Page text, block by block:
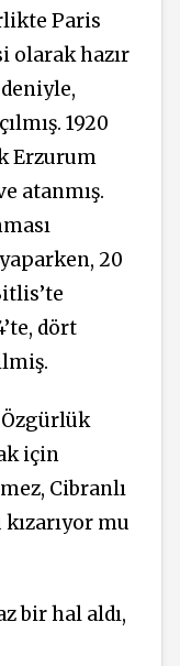
Paris
olarak hazır
1920
Erzurum
atanmış.
20
dört
için
Cibranlı
mu
bir hal aldı,